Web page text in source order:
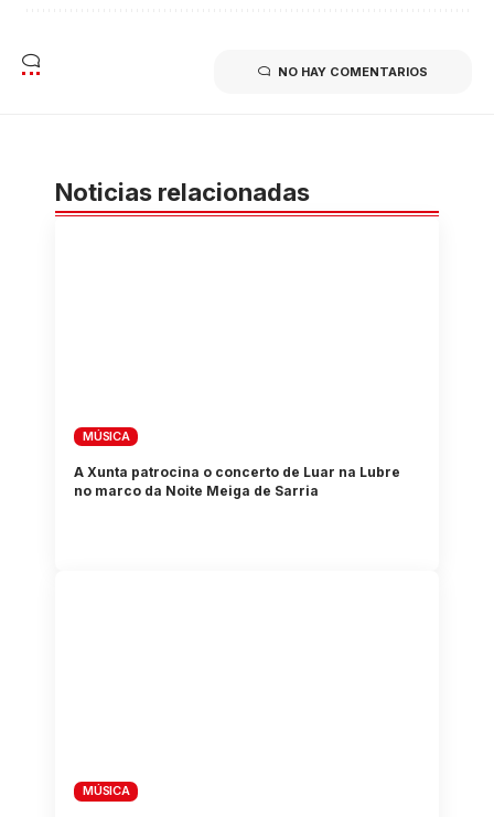
NO HAY COMENTARIOS
Noticias relacionadas
MÚSICA
A Xunta patrocina o concerto de Luar na Lubre
no marco da Noite Meiga de Sarria
MÚSICA